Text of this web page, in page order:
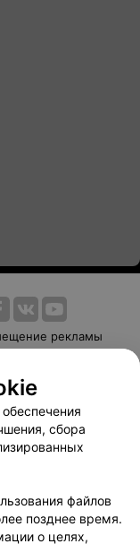
рекламы
оплаты
сбора
файлов
позднее время.
о целях,